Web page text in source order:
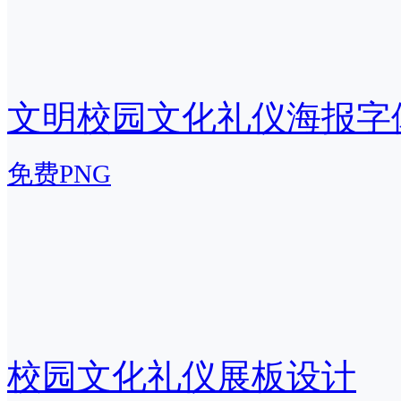
文明校园文化礼仪海报字
免费PNG
校园文化礼仪展板设计